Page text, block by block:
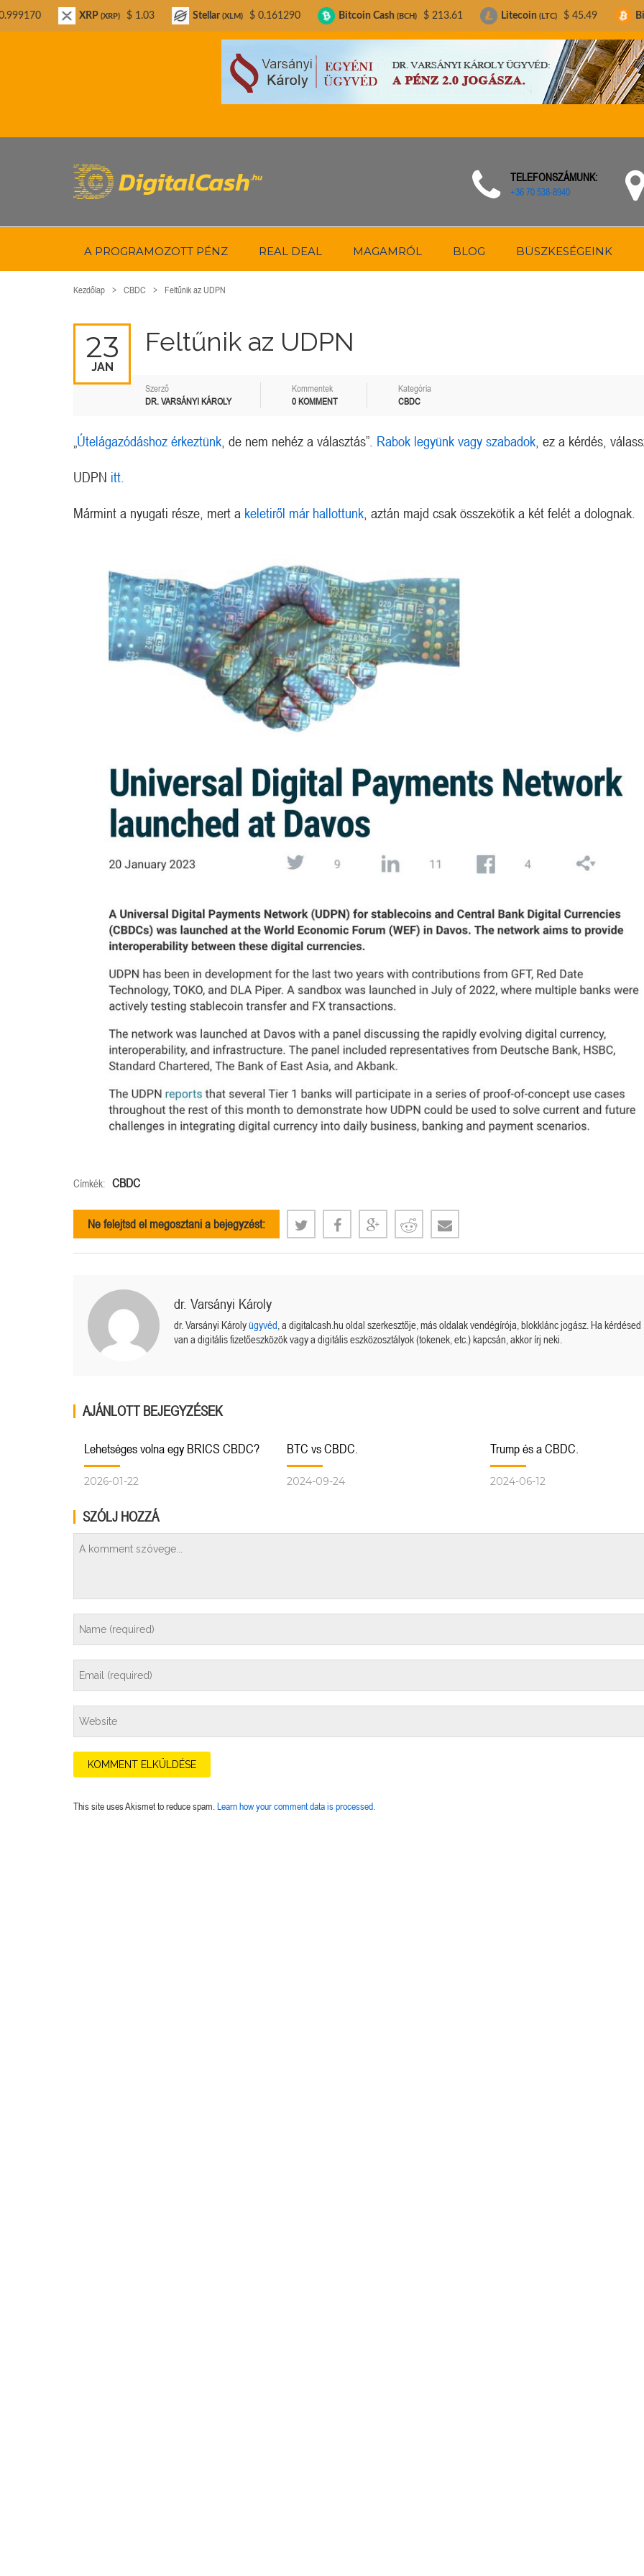
TELEFONSZÁMUNK:
+36 70 538-8940
A PROGRAMOZOTT PÉNZ REAL DEAL MAGAMRÓL BLOG BÜSZKESÉGEINK
Kezdőlap CBDC Feltűnik az UDPN
23
JAN
Feltűnik az UDPN
Szerző
DR. VARSÁNYI KÁROLY
Kommentek
0 KOMMENT
Kategória
CBDC
Útelágazódáshoz érkeztünk , de nem nehéz a választás”. Rabok legyünk vagy szabadok , ez a kérdés,
UDPN itt.
Mármint a nyugati része, mert a keletiről már hallottunk , aztán majd csak összekötik a két felét a dolognak.
Címkék: CBDC
Ne felejtsd el megosztani a bejegyzést:
dr. Varsányi Károly
dr. Varsányi Károlyügyvéd , a digitalcash.hu oldal szerkesztője, más oldalak vendégírója, blokklánc jogász. Ha kérdésed
van a digitális fizetőeszközök vagy a digitális eszközosztályok (tokenek, etc.) kapcsán, akkor írj neki.
AJÁNLOTT BEJEGYZÉSEK
Lehetséges volna egy BRICS CBDC?
2026-01-22
BTC vs CBDC.
2024-09-24
Trump és a CBDC.
2024-06-12
SZÓLJ HOZZÁ
This site uses Akismet to reduce spam. Learn how your comment data is processed.
Megérkezett a kazah Bitcoin tartalék? Orosz kriptós fejlemények.
XRP(XRP) $ 1.03 Stellar(XLM) $ 0.161290 Bitcoin Cash(BCH) $ 213.61 Litecoin (LTC) $ 45.49 Bitcoin $